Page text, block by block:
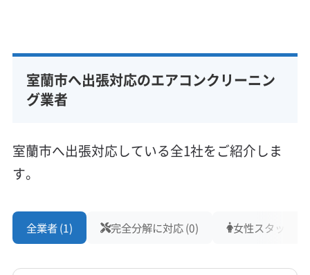
所在地
北海道室蘭市
室蘭市 伊達市 登別市
営業時間
定休日
不定休
室蘭市へ出張対応のエアコンクリーニン
グ業者
室蘭市へ出張対応している全1社をご紹介しま
す。
全業者 (1) 完全分解に対応 (0) 女性スタッフ在